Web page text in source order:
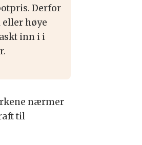
Derfor
høye
inn i i
nærmer
til